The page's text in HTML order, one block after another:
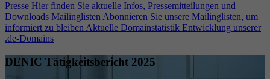
Presse Hier finden Sie aktuelle Infos, Pressemitteilungen und
Downloads Mailinglisten Abonnieren Sie unsere Mailinglisten, um
informiert zu bleiben Aktuelle Domainstatistik Entwicklung unserer
.de-Domains
DENIC Tätigkeitsbericht 2025